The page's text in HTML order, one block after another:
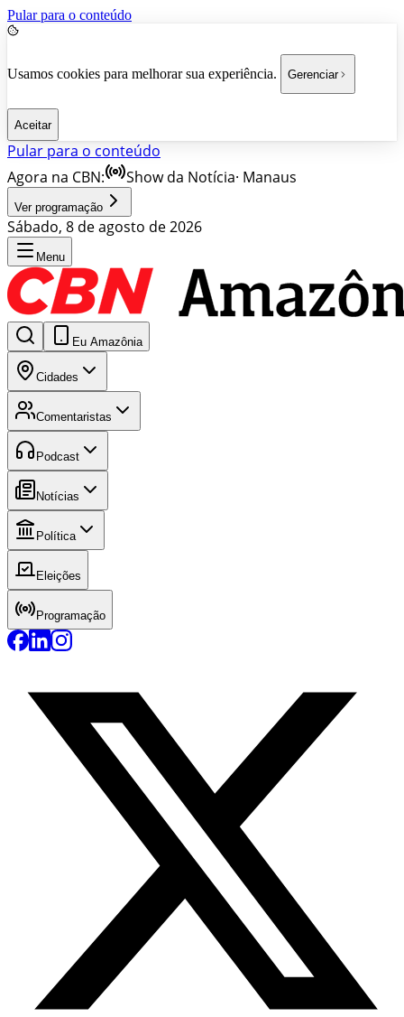
Pular para o conteúdo
Usamos cookies para melhorar sua experiência. Gerenciar
Aceitar
Pular para o conteúdo
Agora na CBN:
Show da Notícia· Manaus
Ver programação
Sábado, 8 de agosto de 2026
Menu
Eu Amazônia
Cidades
Comentaristas
Podcast
Notícias
Política
Eleições
Programação